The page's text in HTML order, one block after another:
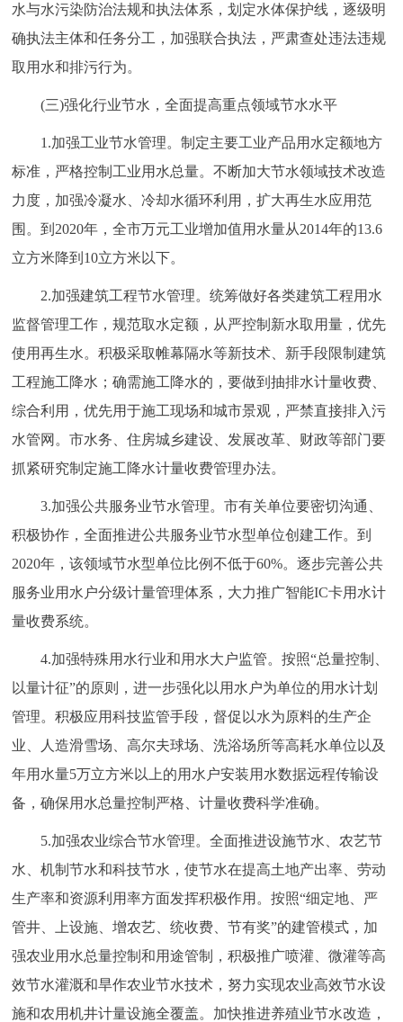
水与水污染防治法规和执法体系，划定水体保护线，逐级明
确执法主体和任务分工，加强联合执法，严肃查处违法违规
取用水和排污行为。
(三)强化行业节水，全面提高重点领域节水水平
1.加强工业节水管理。制定主要工业产品用水定额地方
标准，严格控制工业用水总量。不断加大节水领域技术改造
力度，加强冷凝水、冷却水循环利用，扩大再生水应用范
围。到2020年，全市万元工业增加值用水量从2014年的13.6
立方米降到10立方米以下。
2.加强建筑工程节水管理。统筹做好各类建筑工程用水
监督管理工作，规范取水定额，从严控制新水取用量，优先
使用再生水。积极采取帷幕隔水等新技术、新手段限制建筑
工程施工降水；确需施工降水的，要做到抽排水计量收费、
综合利用，优先用于施工现场和城市景观，严禁直接排入污
水管网。市水务、住房城乡建设、发展改革、财政等部门要
抓紧研究制定施工降水计量收费管理办法。
3.加强公共服务业节水管理。市有关单位要密切沟通、
积极协作，全面推进公共服务业节水型单位创建工作。到
2020年，该领域节水型单位比例不低于60%。逐步完善公共
服务业用水户分级计量管理体系，大力推广智能IC卡用水计
量收费系统。
4.加强特殊用水行业和用水大户监管。按照“总量控制、
以量计征”的原则，进一步强化以用水户为单位的用水计划
管理。积极应用科技监管手段，督促以水为原料的生产企
业、人造滑雪场、高尔夫球场、洗浴场所等高耗水单位以及
年用水量5万立方米以上的用水户安装用水数据远程传输设
备，确保用水总量控制严格、计量收费科学准确。
5.加强农业综合节水管理。全面推进设施节水、农艺节
水、机制节水和科技节水，使节水在提高土地产出率、劳动
生产率和资源利用率方面发挥积极作用。按照“细定地、严
管井、上设施、增农艺、统收费、节有奖”的建管模式，加
强农业用水总量控制和用途管制，积极推广喷灌、微灌等高
效节水灌溉和旱作农业节水技术，努力实现农业高效节水设
施和农用机井计量设施全覆盖。加快推进养殖业节水改造，